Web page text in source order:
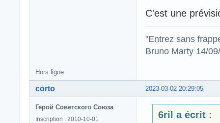
C'est une
"Entrez sans
Bruno Marty 14/
Hors ligne
2023-03-02 20:29:05
corto
Герой Советского Союза
Inscription : 2010-10-01
6ril a écrit :